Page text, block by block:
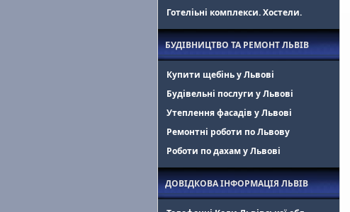
Готеліьні комплекси. Хостели.
БУДІВНИЦТВО ТА РЕМОНТ ЛЬВІВ
Купити щебінь у Львові
Будівельні послуги у Львові
Утеплення фасадів у Львові
Ремонтні роботи по Львову
Роботи по дахам у Львові
ДОВІДКОВА ІНФОРМАЦІЯ ЛЬВІВ